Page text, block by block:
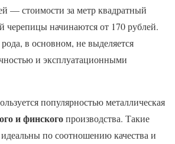
— стоимости за метр квадратный
черепицы начинаются от 170 рублей.
в основном, не выделяется
и эксплуатационными
популярностью металлическая
и финскогопроизводства. Такие
по соотношению качества и